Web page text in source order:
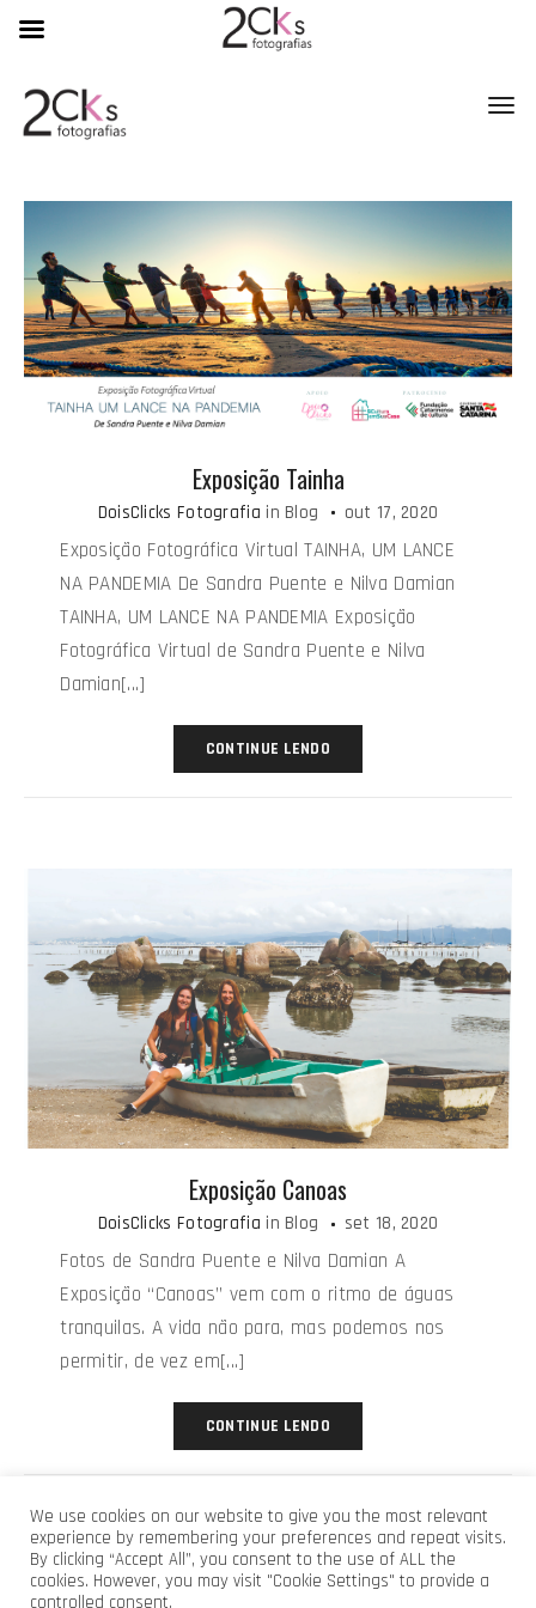
Exposição Tainha
DoisClicks Fotografia in Blog out 17, 2020
Exposição Fotográfica Virtual TAINHA, UM LANCE
NA PANDEMIA De Sandra Puente e Nilva Damian
TAINHA, UM LANCE NA PANDEMIA Exposição
Fotográfica Virtual de Sandra Puente e Nilva
Damian[...]
CONTINUE LENDO
Exposição Canoas
DoisClicks Fotografia in Blog set 18, 2020
Fotos de Sandra Puente e Nilva Damian A
Exposição “Canoas” vem com o ritmo de águas
tranquilas. A vida não para, mas podemos nos
permitir, de vez em[...]
CONTINUE LENDO
© DOIS CLICKS FOTOGRAFIA 2019 | TODOS OS DIREITOS
We use cookies on our website to give you the most relevant
experience by remembering your preferences and repeat visits.
By clicking “Accept All”, you consent to the use of ALL the
cookies. However, you may visit "Cookie Settings" to provide a
controlled consent.